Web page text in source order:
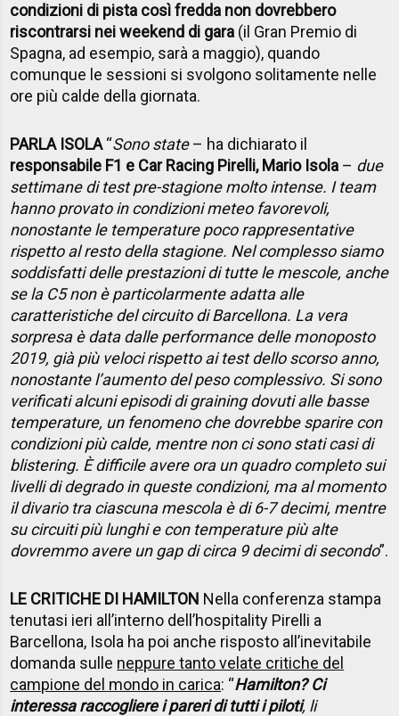
condizioni di pista così fredda non dovrebbero
riscontrarsi nei weekend di gara (il Gran Premio di
Spagna, ad esempio, sarà a maggio), quando
comunque le sessioni si svolgono solitamente nelle
ore più calde della giornata.
PARLA ISOLA“Sono state– ha dichiarato il
responsabile F1 e Car Racing Pirelli, Mario Isola – due
settimane di test pre-stagione molto intense. I team
hanno provato in condizioni meteo favorevoli,
nonostante le temperature poco rappresentative
rispetto al resto della stagione. Nel complesso siamo
soddisfatti delle prestazioni di tutte le mescole, anche
se la C5 non è particolarmente adatta alle
caratteristiche del circuito di Barcellona. La vera
sorpresa è data dalle performance delle monoposto
2019, già più veloci rispetto ai test dello scorso anno,
nonostante l’aumento del peso complessivo. Si sono
verificati alcuni episodi di graining dovuti alle basse
temperature, un fenomeno che dovrebbe sparire con
condizioni più calde, mentre non ci sono stati casi di
blistering. È difficile avere ora un quadro completo sui
livelli di degrado in queste condizioni, ma al momento
il divario tra ciascuna mescola è di 6-7 decimi, mentre
su circuiti più lunghi e con temperature più alte
dovremmo avere un gap di circa 9 decimi di secondo”.
LE CRITICHE DI HAMILTON Nella conferenza stampa
tenutasi ieri all’interno dell’hospitality Pirelli a
Barcellona, Isola ha poi anche risposto all’inevitabile
domanda sulle neppure tanto velate critiche del
campione del mondo in carica: “Hamilton? Ci
interessa raccogliere i pareri di tutti i piloti, li